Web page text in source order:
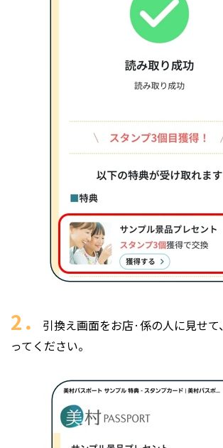
2．
引換え画面をお店·係の人に見せ
ってください。